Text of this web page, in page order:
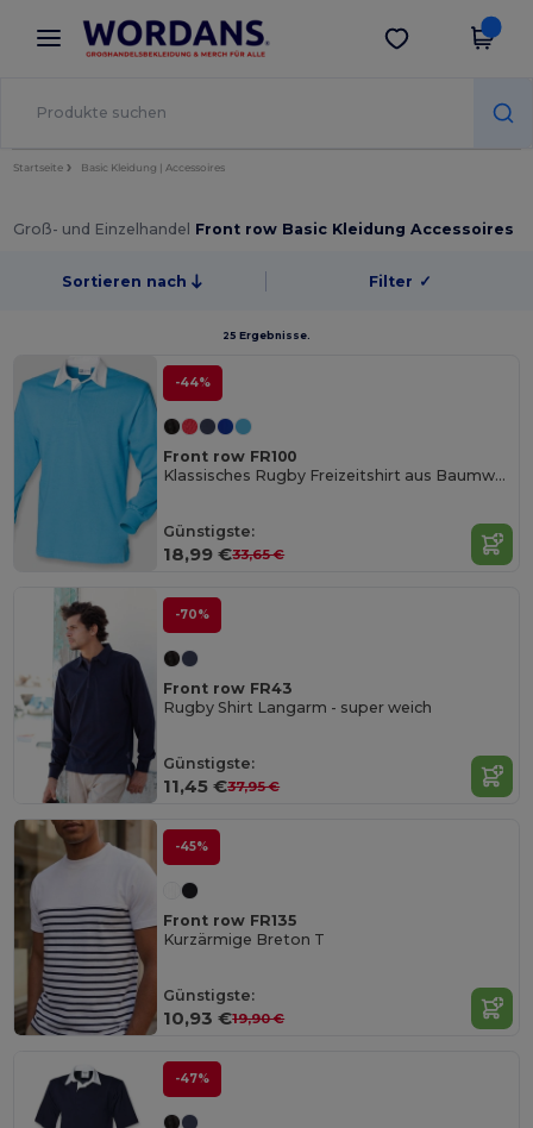
× Wordans App
Bessere Preise in der App!
App holen
Startseite Basic Kleidung | Accessoires
Groß- und Einzelhandel Front row Basic Kleidung Accessoires
Sortieren nach Filter ✓
25 Ergebnisse.
-44%
Front row FR100
Klassisches Rugby Freizeitshirt aus Baumwolle
Günstigste:
18,99 €33,65 €
-70%
Front row FR43
Rugby Shirt Langarm - super weich
Günstigste:
11,45 €37,95 €
-45%
Front row FR135
Kurzärmige Breton T
Günstigste:
10,93 €19,90 €
-47%